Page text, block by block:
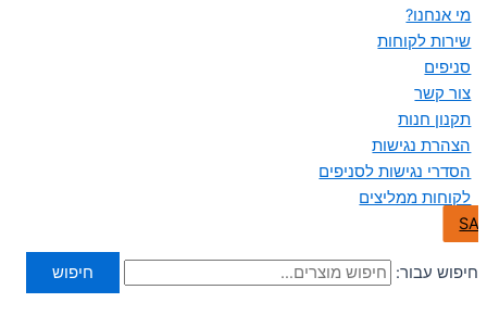
מי אנחנו?
שירות לקוחות
סניפים
צור קשר
תקנון חנות
הצהרת נגישות
הסדרי נגישות לסניפים
לקוחות ממליצים
חיפוש עבור: חיפוש